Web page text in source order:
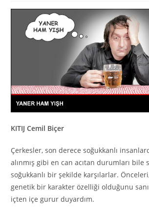
KITIJ Cemil Biçer
Çerkesler, son derece soğukkanlı
alınmış gibi en can acıtan durumları bile
soğukkanlı bir şekilde karşılarlar.
genetik bir karakter özelliği olduğunu
içten içe gurur duyardım.